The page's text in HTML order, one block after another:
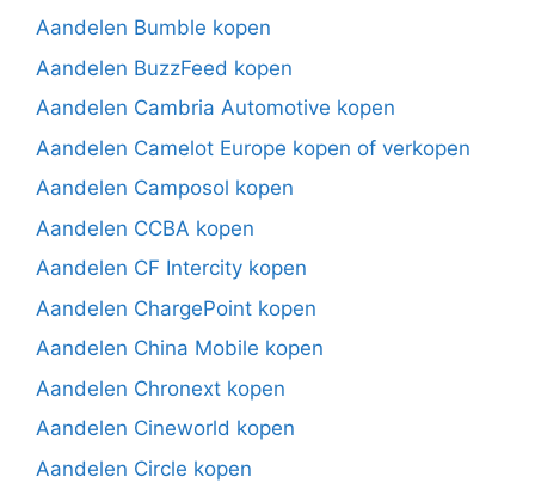
Aandelen Bumble kopen
Aandelen BuzzFeed kopen
Aandelen Cambria Automotive kopen
Aandelen Camelot Europe kopen of verkopen
Aandelen Camposol kopen
Aandelen CCBA kopen
Aandelen CF Intercity kopen
Aandelen ChargePoint kopen
Aandelen China Mobile kopen
Aandelen Chronext kopen
Aandelen Cineworld kopen
Aandelen Circle kopen